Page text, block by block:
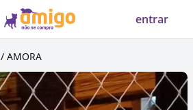
entrar
/ AMORA